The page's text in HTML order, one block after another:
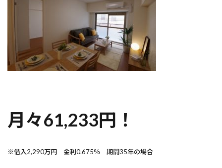
月々61,233円！
※借入2,290万円 金利0.675％ 期間35年の場合